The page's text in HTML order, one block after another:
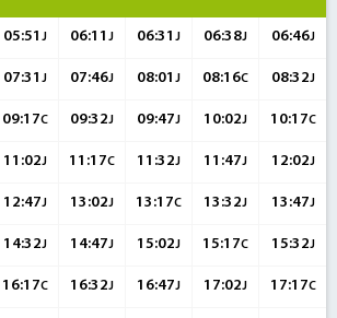
05:51 J 06:11 J 06:31 J 06:38J 06:46J
07:31 J 07:46J 08:01 J 08:16C 08:32J
09:17C 09:32J 09:47J 10:02J 10:17C
11:02J 11:17C 11:32J 11:47J 12:02J
12:47J 13:02J 13:17C 13:32J 13:47J
14:32J 14:47J 15:02J 15:17C 15:32J
16:17C 16:32J 16:47J 17:02J 17:17C